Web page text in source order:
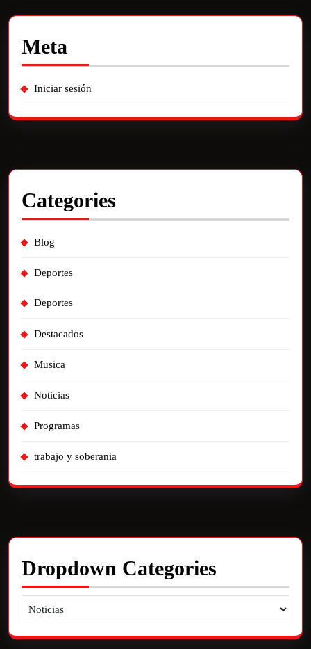
Meta
Iniciar sesión
Categories
Blog
Deportes
Deportes
Destacados
Musica
Noticias
Programas
trabajo y soberania
Dropdown Categories